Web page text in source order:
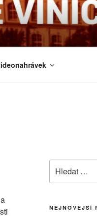
NEJNOVĚJŠÍ